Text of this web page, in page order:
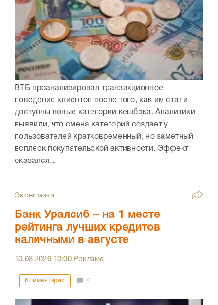
ВТБ проанализировал транзакционное
поведение клиентов после того, как им стали
доступны новые категории кешбэка. Аналитики
выявили, что смена категорий создает у
пользователей кратковременный, но заметный
всплеск покупательской активности. Эффект
оказался...
Экономика
Банк Уралсиб – на 1 месте
рейтинга лучших кредитов
наличными в августе
10.08.2026 10:00Реклама
Комментарии 0